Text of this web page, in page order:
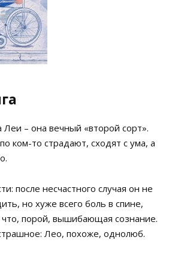
– она вечный «второй сорт».
ком-то страдают, сходят с ума, а
после несчастного случая он не
но хуже всего боль в спине,
что, порой, вышибающая сознание.
Лео, похоже, однолюб.